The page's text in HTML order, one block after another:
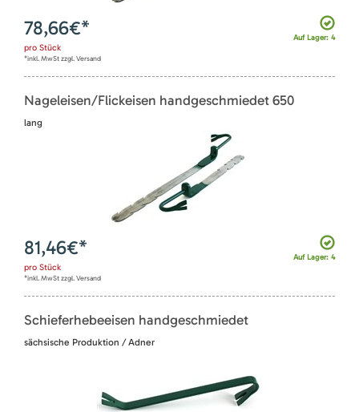
Auf Lager: 4
78,66€*
pro Stück
*inkl. MwSt zzgl. Versand
Nageleisen/Flickeisen handgeschmiedet 650
lang
Auf Lager: 4
81,46€*
pro Stück
*inkl. MwSt zzgl. Versand
Schieferhebeeisen handgeschmiedet
sächsische Produktion / Adner